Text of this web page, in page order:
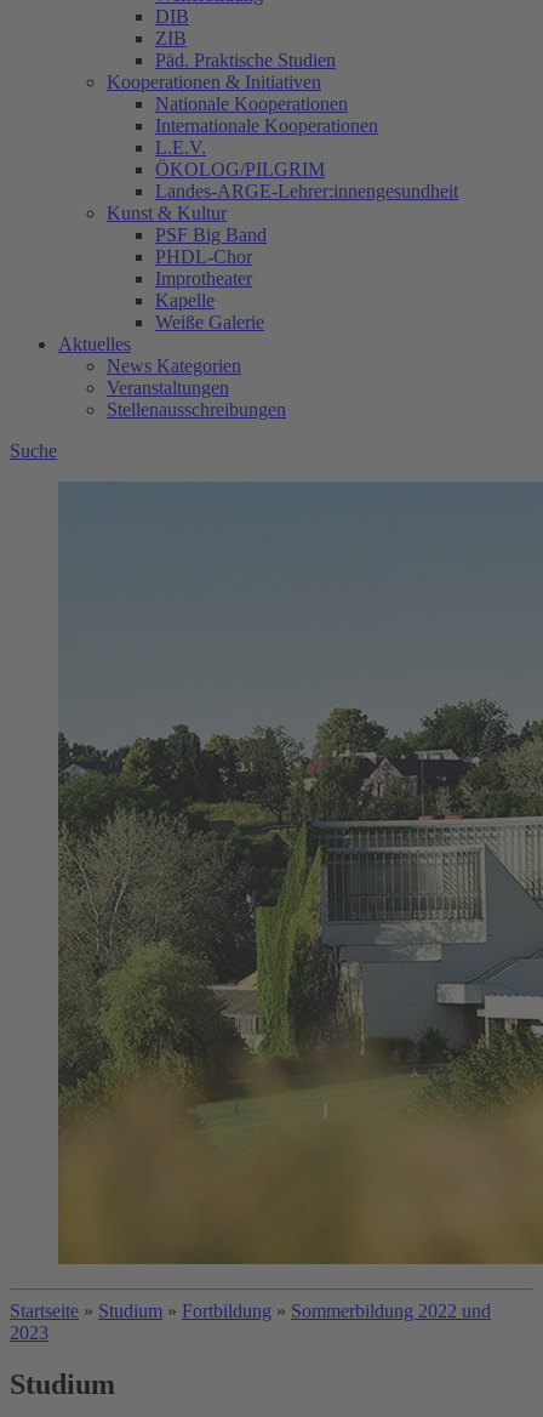
DIB
ZIB
Päd. Praktische Studien
Kooperationen & Initiativen
Nationale Kooperationen
Internationale Kooperationen
L.E.V.
ÖKOLOG/PILGRIM
Landes-ARGE-Lehrer:innengesundheit
Kunst & Kultur
PSF Big Band
PHDL-Chor
Improtheater
Kapelle
Weiße Galerie
Aktuelles
News Kategorien
Veranstaltungen
Stellenausschreibungen
Suche
Startseite » Studium » Fortbildung » Sommerbildung 2022 und
2023
Studium